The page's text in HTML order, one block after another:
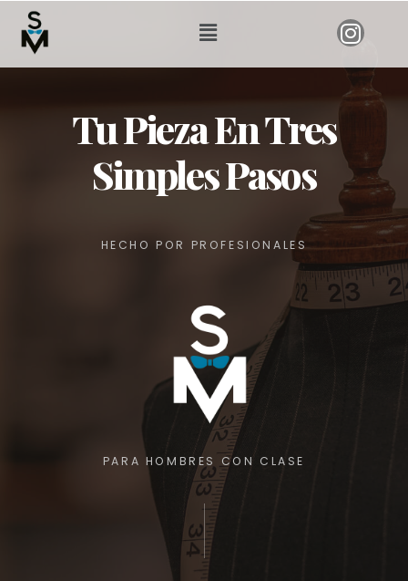
Tu Pieza En Tres
Simples Pasos
HECHO POR PROFESIONALES
PARA HOMBRES CON CLASE